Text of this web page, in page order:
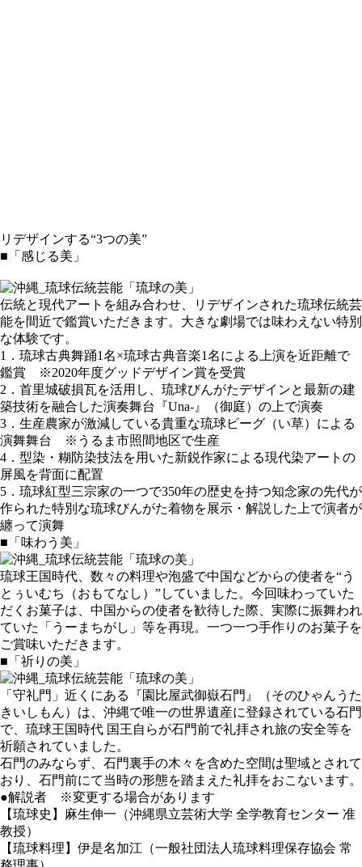
リデザインする“3つの美”
■「感じる美」
伝統と現代アートを組み合わせ、リデザインされた琉球伝統芸
能を間近で鑑賞いただきます。大きな劇場では味わえない特別
な体験です。
1．琉球古典舞踊1名×琉球古典音楽1名による上演を近距離で
鑑賞 ※2020年度グッドデザイン賞を受賞
2．首里城破損瓦を活用し、琉球びんがたデザインと最新の建
築技術を融合した演奏舞台『Una-』（御庭）の上で演奏
3．生産農家が激減している貴重な琉球ビーグ（い草）による
演舞舞台 ※うるま市照間地区で生産
4．型染・糊防染技法を用いた新鋭作家による現代染アートの
屏風を背面に配置
5．琉球紅型三宗家の一つで350年の歴史を持つ知念家の先代が
作られた特別な琉球びんがた着物を展示・解説した上で演者が
纏って演舞
■「味わう美」
琉球王国時代、数々の料理や泡盛で中国などからの使者を“う
とぅいむち（おもてなし）”していました。今回味わっていた
だくお菓子は、中国からの使者を歓待した際、実際に振舞われ
ていた「うーまちがし」等を再現。一つ一つ手作りのお菓子を
ご賞味いただきます。
■「祈りの美」
「守礼門」近くにある『園比屋武御嶽石門』（そのひゃんうた
きいしもん）は、沖縄で唯一の世界遺産に登録されている石門
で、琉球王国時代 国王自らが石門前で礼拝され旅の安全等を
祈願されていました。
石門のみならず、石門裏手の木々を含めた空間は聖域とされて
おり、石門前にて当時の形態を踏まえた礼拝をおこないます。
●解説者 ※変更する場合があります
【琉球史】麻生伸一（沖縄県立芸術大学 全学教育センター 准
教授）
【琉球料理】伊是名加江（一般社団法人琉球料理保存協会 常